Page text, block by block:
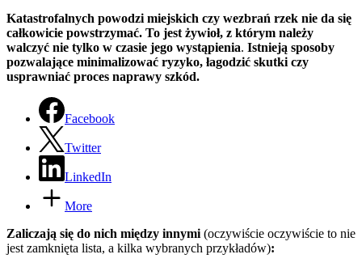
Katastrofalnych powodzi miejskich czy wezbrań rzek nie da się
całkowicie powstrzymać. To jest żywioł, z którym należy
walczyć nie tylko w czasie jego wystąpienia. Istnieją sposoby
pozwalające minimalizować ryzyko, łagodzić skutki czy
usprawniać proces naprawy szkód.
Facebook
Twitter
LinkedIn
More
Zaliczają się do nich między innymi (oczywiście oczywiście to nie
jest zamknięta lista, a kilka wybranych przykładów):